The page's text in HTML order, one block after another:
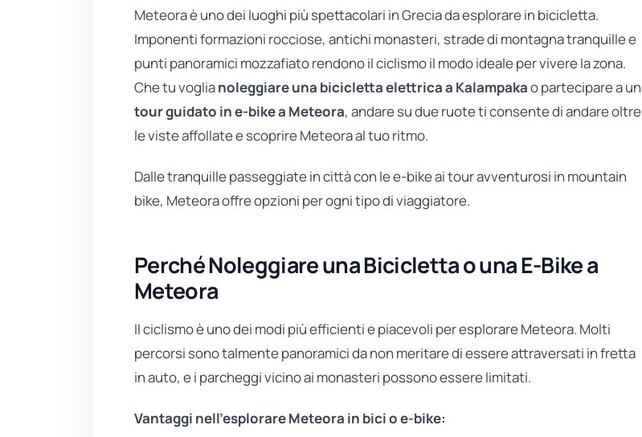
Meteora è uno dei luoghi più spettacolari in Grecia da esplorare in bicicletta.
Imponenti formazioni rocciose, antichi monasteri, strade di montagna tranquille e
punti panoramici mozzafiato rendono il ciclismo il modo ideale per vivere la zona.
Che tu voglianoleggiare una bicicletta elettrica a Kalampakao partecipare a un
tour guidato in e-bike a Meteora, andare su due ruote ti consente di andare oltre
le viste affollate e scoprire Meteora al tuo ritmo.
Dalle tranquille passeggiate in città con le e-bike ai tour avventurosi in mountain
bike, Meteora offre opzioni per ogni tipo di viaggiatore.
Perché Noleggiare una Bicicletta o una E-Bike a
Meteora
Il ciclismo è uno dei modi più efficienti e piacevoli per esplorare Meteora. Molti
percorsi sono talmente panoramici da non meritare di essere attraversati in fretta
in auto, e i parcheggi vicino ai monasteri possono essere limitati.
Vantaggi nell’esplorare Meteora in bici o e-bike: